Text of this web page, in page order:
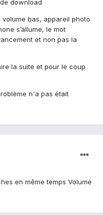
download
volume bas, appareil photo
s’allume, le mot
et non pas la
la suite et pour le coup
n'a pas était
en même temps Volume